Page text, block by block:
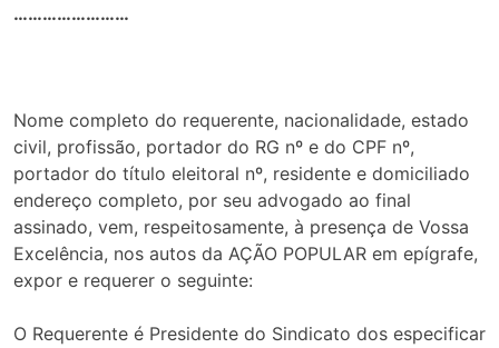
……………………
Nome completo do requerente, nacionalidade, estado
civil, profissão, portador do RG nº e do CPF nº,
portador do título eleitoral nº, residente e domiciliado
endereço completo, por seu advogado ao final
assinado, vem, respeitosamente, à presença de Vossa
Excelência, nos autos da AÇÃO POPULAR em epígrafe,
expor e requerer o seguinte:
O Requerente é Presidente do Sindicato dos especificar